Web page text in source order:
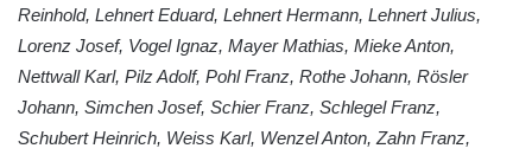
Pomník obětem 1. a 2. světové války v
Římově
Hrob Petera Korgera a Petra Štindla na
hřbitově v Římově
Pomník obětem 1. světové války v Dolním
Reinhold, Lehnert Eduard, Lehnert Hermann, Lehnert Julius,
Lorenz Josef, Vogel Ignaz, Mayer Mathias, Mieke Anton,
Nettwall Karl, Pilz Adolf, Pohl Franz, Rothe Johann, Rösler
Johann, Simchen Josef, Schier Franz, Schlegel Franz,
Schubert Heinrich, Weiss Karl, Wenzel Anton, Zahn Franz,